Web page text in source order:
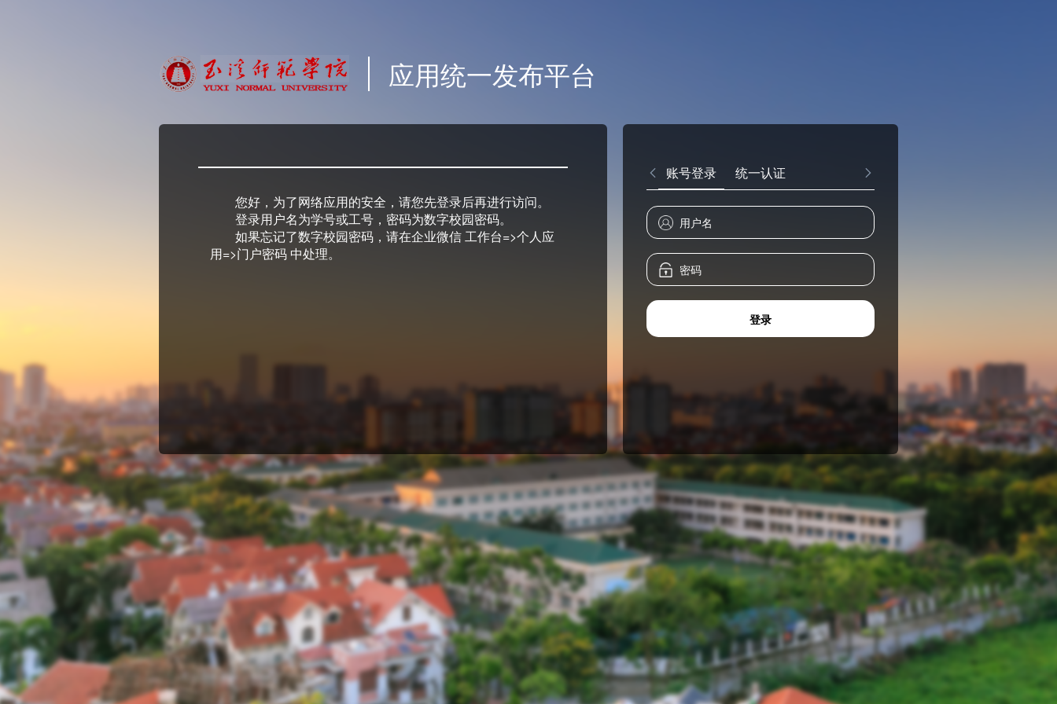
应用统一发布平台
您好，为了网络应用的安全，请您先登录后再进行访问。
登录用户名为学号或工号，密码为数字校园密码。
如果忘记了数字校园密码，请在企业微信 工作台=>个人应
用=>门户密码 中处理。
账号登录 统一认证
登录